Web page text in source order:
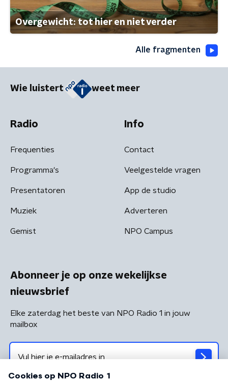
Overgewicht: tot hier en niet verder
Alle fragmenten
Wie luistert weet meer
Radio
Frequenties
Programma's
Presentatoren
Muziek
Gemist
Info
Contact
Veelgestelde vragen
App de studio
Adverteren
NPO Campus
Abonneer je op onze wekelijkse
nieuwsbrief
Elke zaterdag het beste van NPO Radio 1 in jouw
mailbox